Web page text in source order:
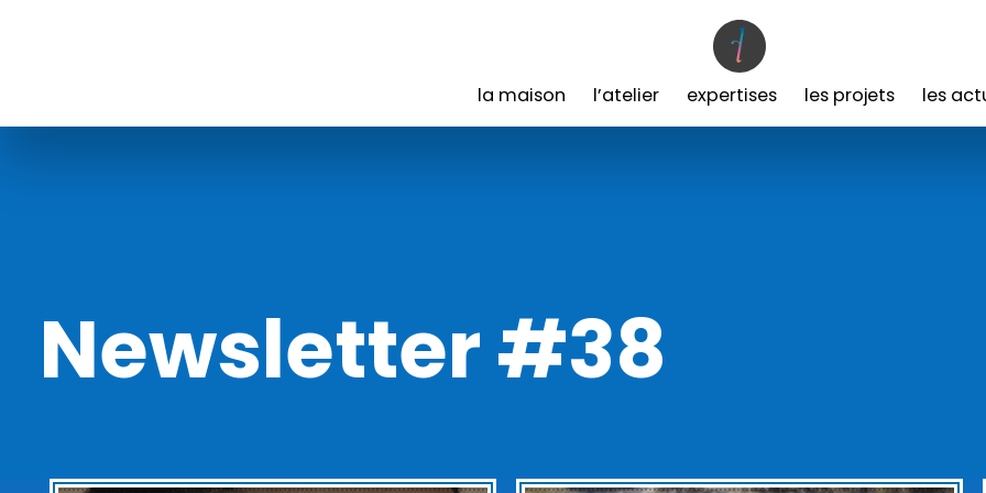
la maison l’atelier expertises les projets les
Newsletter #38